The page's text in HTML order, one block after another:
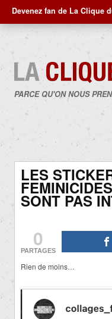
Devenez fan de La Clique
PARCE QU'ON NOUS
LES
SONT PAS
0
PARTAGES
Rien de moins…